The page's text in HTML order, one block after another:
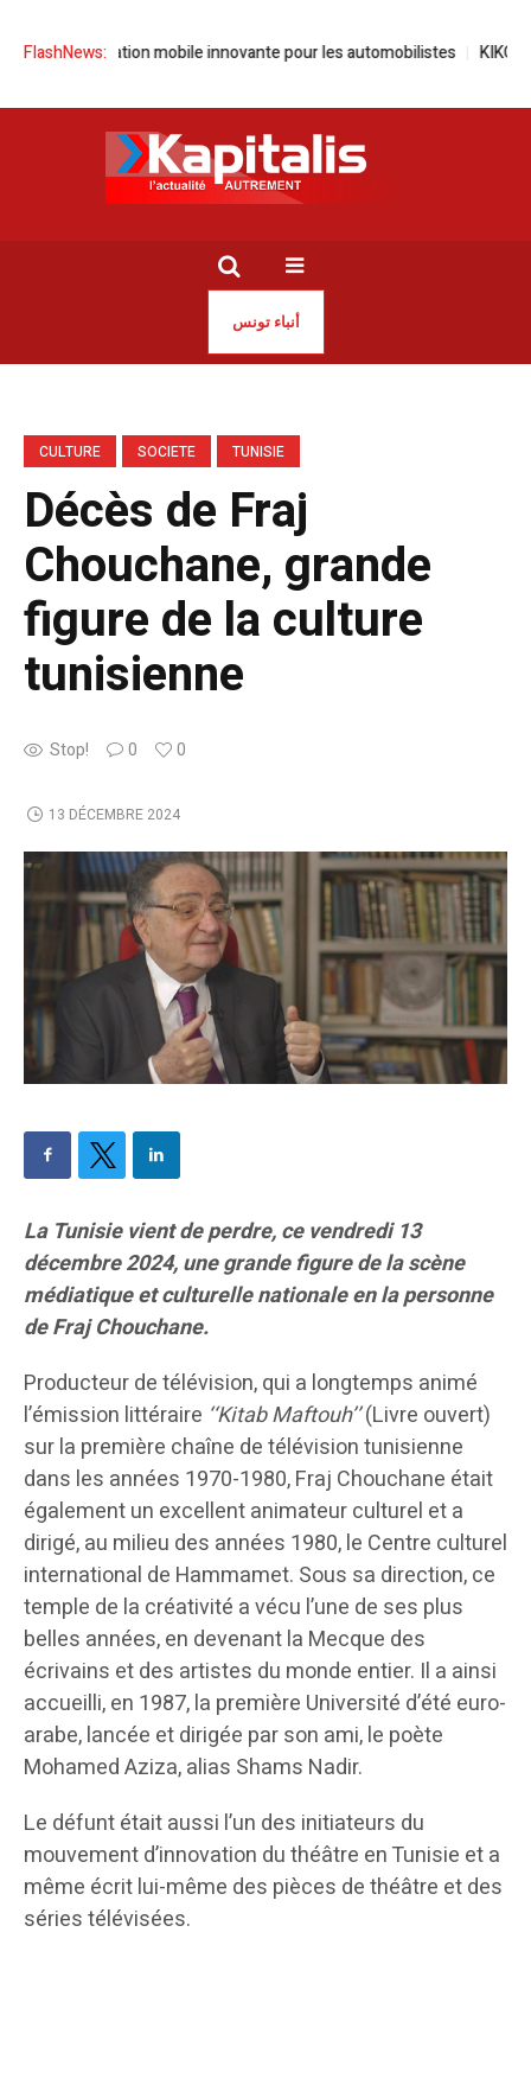
FlashNews:
application mobile innovante pour les automobilistes KIKO Milano
أنباء تونس
CULTURE SOCIETE TUNISIE
Décès de Fraj
Chouchane, grande
figure de la culture
tunisienne
Stop! 0 0
13 DÉCEMBRE 2024
La Tunisie vient de perdre, ce vendredi 13
décembre 2024, une grande figure de la scène
médiatique et culturelle nationale en la personne
de Fraj Chouchane.
Producteur de télévision, qui a longtemps animé
l’émission littéraire ‘‘Kitab Maftouh’’(Livre ouvert)
sur la première chaîne de télévision tunisienne
dans les années 1970-1980, Fraj Chouchane était
également un excellent animateur culturel et a
dirigé, au milieu des années 1980, le Centre culturel
international de Hammamet. Sous sa direction, ce
temple de la créativité a vécu l’une de ses plus
belles années, en devenant la Mecque des
écrivains et des artistes du monde entier. Il a ainsi
accueilli, en 1987, la première Université d’été euro-
arabe, lancée et dirigée par son ami, le poète
Mohamed Aziza, alias Shams Nadir.
Le défunt était aussi l’un des initiateurs du
mouvement d’innovation du théâtre en Tunisie et a
même écrit lui-même des pièces de théâtre et des
séries télévisées.